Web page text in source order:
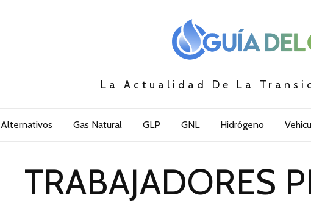
La Actualidad De La
Alternativos Gas Natural GLP GNL Hidrógeno
TRABAJADORES